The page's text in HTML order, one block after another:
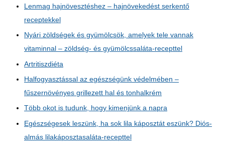
Lenmag hajnövesztéshez – hajnövekedést serkentő
receptekkel
Nyári zöldségek és gyümölcsök, amelyek tele vannak
vitaminnal – zöldség- és gyümölcssaláta-recepttel
Artritiszdiéta
Halfogyasztással az egészségünk védelmében –
fűszernövényes grillezett hal és tonhalkrém
Több okot is tudunk, hogy kimenjünk a napra
Egészségesek leszünk, ha sok lila káposztát eszünk? Diós-
almás lilakáposztasaláta-recepttel